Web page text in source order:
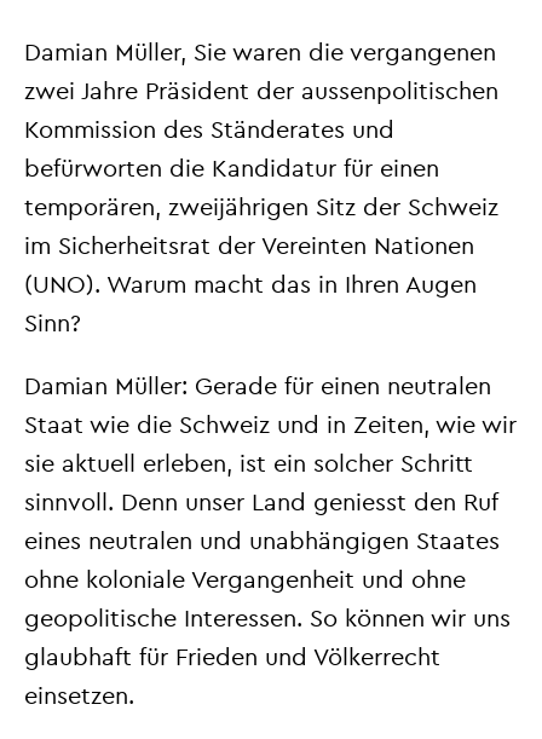
Damian Müller, Sie waren die vergangenen
zwei Jahre Präsident der aussenpolitischen
Kommission des Ständerates und
befürworten die Kandidatur für einen
temporären, zweijährigen Sitz der Schweiz
im Sicherheitsrat der Vereinten Nationen
(UNO). Warum macht das in Ihren Augen
Sinn?
Damian Müller: Gerade für einen neutralen
Staat wie die Schweiz und in Zeiten, wie wir
sie aktuell erleben, ist ein solcher Schritt
sinnvoll. Denn unser Land geniesst den Ruf
eines neutralen und unabhängigen Staates
ohne koloniale Vergangenheit und ohne
geopolitische Interessen. So können wir uns
glaubhaft für Frieden und Völkerrecht
einsetzen.